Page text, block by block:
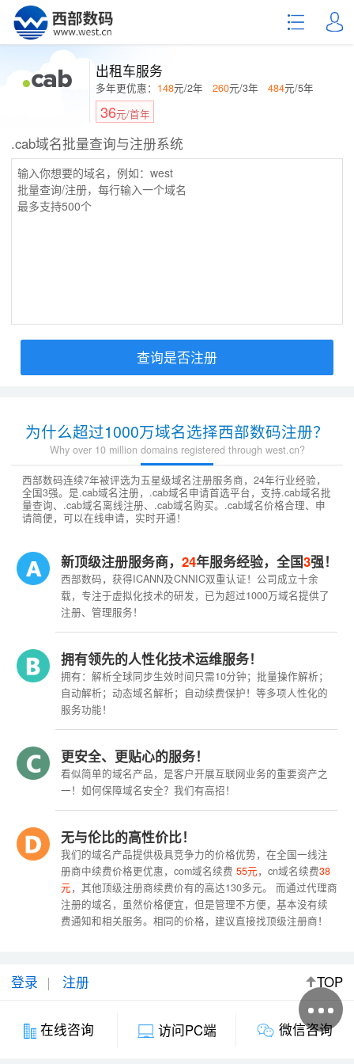
出租车服务
多年更优惠： 148元/2年260元/3年484元/5年
36元/首年
.cab域名批量查询与注册系统
查询是否注册
为什么超过1000万域名选择西部数码注册？
Why over 10 million domains registered through west.cn?
西部数码连续7年被评选为五星级域名注册服务商，24年行业经验，
全国3强。是.cab域名注册，.cab域名申请首选平台，支持.cab域名批
量查询、.cab域名离线注册、.cab域名购买。.cab域名价格合理、申
请简便，可以在线申请，实时开通！
新顶级注册服务商， 24年服务经验，全国3强！
西部数码，获得ICANN及CNNIC双重认证！公司成立十余
载，专注于虚拟化技术的研发，已为超过1000万域名提供了
注册、管理服务！
拥有领先的人性化技术运维服务！
拥有：解析全球同步生效时间只需10分钟；批量操作解析；
自动解析；动态域名解析；自动续费保护！等多项人性化的
服务功能！
更安全、更贴心的服务！
看似简单的域名产品，是客户开展互联网业务的重要资产之
一！如何保障域名安全？我们有高招！
无与伦比的高性价比！
我们的域名产品提供极具竞争力的价格优势，在全国一线注
册商中续费价格更优惠，com域名续费 55元，cn域名续费38
元，其他顶级注册商续费价有的高达130多元。 而通过代理商
注册的域名，虽然价格便宜，但是管理不方便，基本没有续
费通知和相关服务。相同的价格，建议直接找顶级注册商！
登录 注册 TOP
在线咨询 访问PC端 微信咨询